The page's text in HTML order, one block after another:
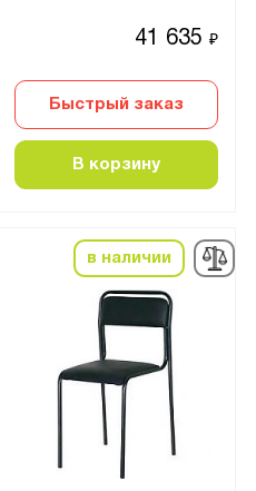
41 635₽
Быстрый заказ
В корзину
в наличии